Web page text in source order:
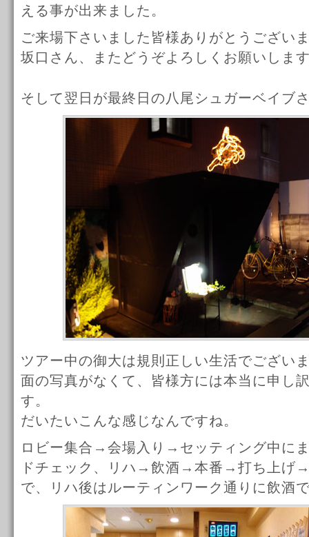
える事が出来ました。
ご来場下さいました皆様ありがとうござい
坂口さん、またどうぞよろしくお願いしま
そして翌日が最終日の八尾シュガーベイブ
ツアー中の御大は規則正しい生活でござい
面の写真がなくて、皆様方には本当に申し
す。
だいたいこんな感じなんですね。
ロビー集合→会場入り→セッティング中に
ドチェック、リハ→飲酒→本番→打ち上げ
で、リハ後はルーティンワーク通りに飲酒